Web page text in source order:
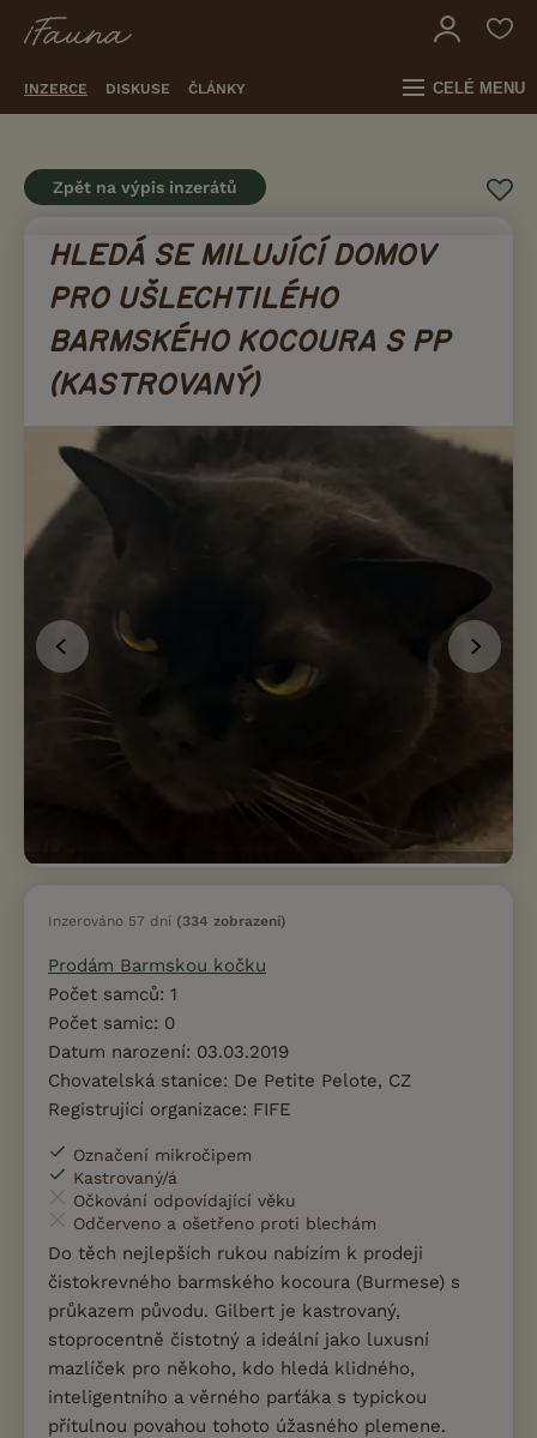
INZERCE DISKUSE ČLÁNKY CELÉ MENU
Zpět na výpis inzerátů
Inzerováno 57 dní (334 zobrazení)
Prodám Barmskou kočku
Počet samců: 1
Počet samic: 0
Datum narození: 03.03.2019
Chovatelská stanice: De Petite Pelote, CZ
Registrující organizace: FIFE
Označení mikročipem
Kastrovaný/á
Očkování odpovídající věku
Odčerveno a ošetřeno proti blechám
Do těch nejlepších rukou nabízím k prodeji
čistokrevného barmského kocoura (Burmese) s
průkazem původu. Gilbert je kastrovaný,
stoprocentně čistotný a ideální jako luxusní
mazlíček pro někoho, kdo hledá klidného,
inteligentního a věrného parťáka s typickou
přítulnou povahou tohoto úžasného plemene.
HLEDÁ SE MILUJÍCÍ DOMOV
PRO UŠLECHTILÉHO
BARMSKÉHO KOCOURA S PP
(KASTROVANÝ)